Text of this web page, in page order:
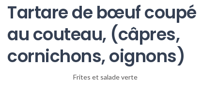
Tartare de bœuf coupé
au couteau, (câpres,
cornichons, oignons)
Frites et salade verte